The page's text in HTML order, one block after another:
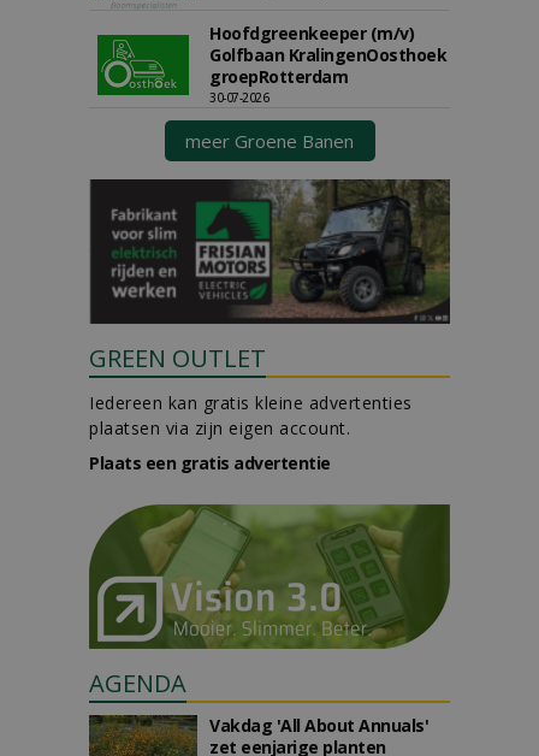
Hoofdgreenkeeper (m/v)
Golfbaan KralingenOosthoek
groepRotterdam
30-07-2026
meer Groene Banen
GREEN OUTLET
Iedereen kan gratis kleine advertenties
plaatsen via zijn eigen account.
Plaats een gratis advertentie
AGENDA
Vakdag 'All About Annuals'
zet eenjarige planten